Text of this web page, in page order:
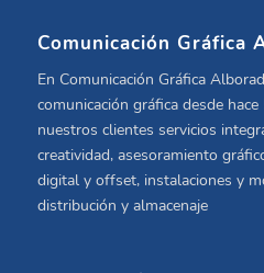
Comunicación Gráfica
En Comunicación Gráfica
comunicación gráfica desde
nuestros clientes servicios
creatividad, asesoramiento
digital y offset, instalaciones y
distribución y almacenaje